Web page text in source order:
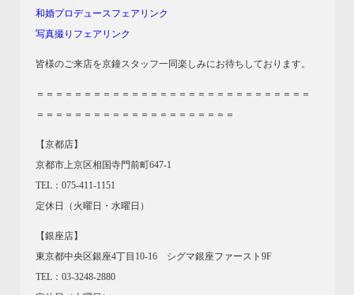
和婚プロデュースフェアリンク
写真撮りフェアリンク
皆様のご来店を京鐘スタッフ一同楽しみにお待ちしております。
＝＝＝＝＝＝＝＝＝＝＝＝＝＝＝＝＝＝＝＝＝＝＝＝＝＝＝＝＝
＝＝＝＝＝＝＝＝＝＝＝＝＝＝＝＝＝＝＝＝＝
【京都店】
京都市上京区相国寺門前町647-1
TEL：075-411-1151
定休日（火曜日・水曜日）
【銀座店】
東京都中央区銀座4丁目10-16 シグマ銀座ファースト9F
TEL：03-3248-2880